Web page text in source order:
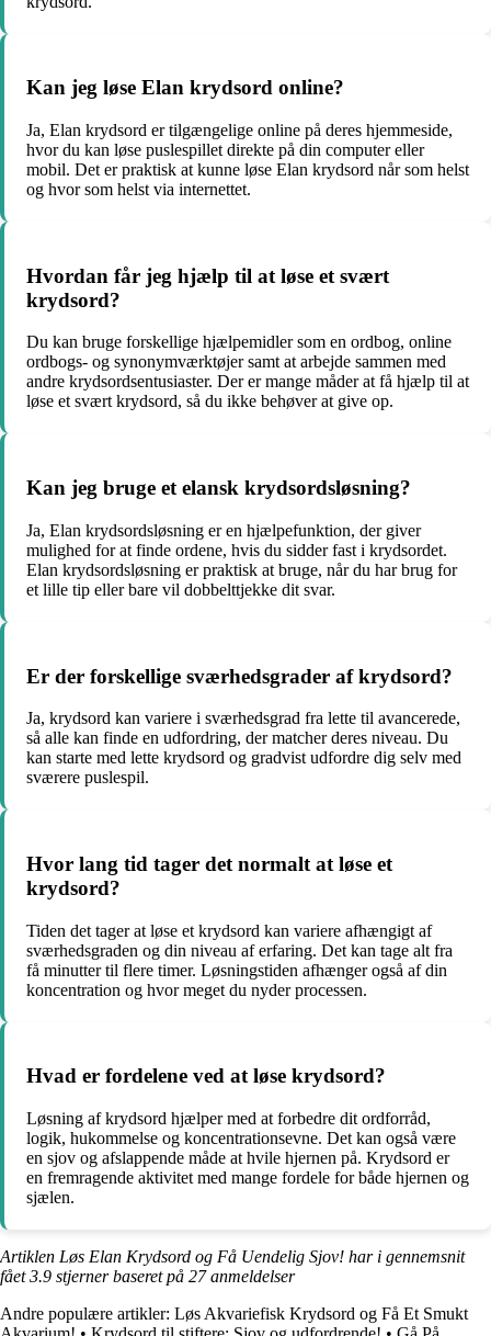
Kan jeg løse Elan krydsord online?
Ja, Elan krydsord er tilgængelige online på deres hjemmeside,
hvor du kan løse puslespillet direkte på din computer eller
mobil. Det er praktisk at kunne løse Elan krydsord når som helst
og hvor som helst via internettet.
Hvordan får jeg hjælp til at løse et svært
krydsord?
Du kan bruge forskellige hjælpemidler som en ordbog, online
ordbogs- og synonymværktøjer samt at arbejde sammen med
andre krydsordsentusiaster. Der er mange måder at få hjælp til at
løse et svært krydsord, så du ikke behøver at give op.
Kan jeg bruge et elansk krydsordsløsning?
Ja, Elan krydsordsløsning er en hjælpefunktion, der giver
mulighed for at finde ordene, hvis du sidder fast i krydsordet.
Elan krydsordsløsning er praktisk at bruge, når du har brug for
et lille tip eller bare vil dobbelttjekke dit svar.
Er der forskellige sværhedsgrader af krydsord?
Ja, krydsord kan variere i sværhedsgrad fra lette til avancerede,
så alle kan finde en udfordring, der matcher deres niveau. Du
kan starte med lette krydsord og gradvist udfordre dig selv med
sværere puslespil.
Hvor lang tid tager det normalt at løse et
krydsord?
Tiden det tager at løse et krydsord kan variere afhængigt af
sværhedsgraden og din niveau af erfaring. Det kan tage alt fra
få minutter til flere timer. Løsningstiden afhænger også af din
koncentration og hvor meget du nyder processen.
Hvad er fordelene ved at løse krydsord?
Løsning af krydsord hjælper med at forbedre dit ordforråd,
logik, hukommelse og koncentrationsevne. Det kan også være
en sjov og afslappende måde at hvile hjernen på. Krydsord er
en fremragende aktivitet med mange fordele for både hjernen og
sjælen.
Artiklen Løs Elan Krydsord og Få Uendelig Sjov! har i gennemsnit
fået3.9 stjerner baseret på 27anmeldelser
Andre populære artikler: Løs Akvariefisk Krydsord og Få Et Smukt